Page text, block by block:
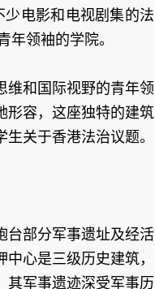
电影和电视剧集的法
领袖的学院。
维和国际视野的青年领
形容，这座独特的建筑
关于香港法治议题。
台部分军事遗址及经活
心是三级历史建筑，
其军事遗迹深受军事历